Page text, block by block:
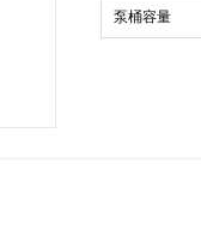
泵桶容量